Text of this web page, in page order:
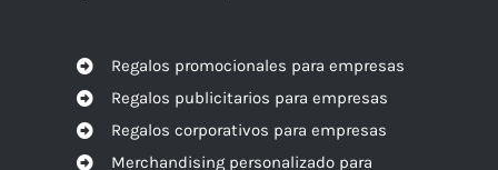
Regalos promocionales para empresas
Regalos publicitarios para empresas
Regalos corporativos para empresas
Merchandising personalizado para